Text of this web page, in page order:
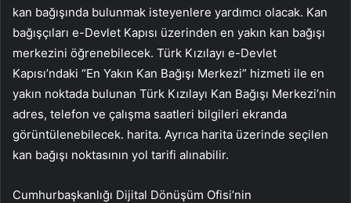
kan bağışında bulunmak isteyenlere yardımcı olacak. Kan
bağışçıları e-Devlet Kapısı üzerinden en yakın kan bağışı
merkezini öğrenebilecek. Türk Kızılayı e-Devlet
Kapısı’ndaki “En Yakın Kan Bağışı Merkezi” hizmeti ile en
yakın noktada bulunan Türk Kızılayı Kan Bağışı Merkezi’nin
adres, telefon ve çalışma saatleri bilgileri ekranda
görüntülenebilecek. harita. Ayrıca harita üzerinde seçilen
kan bağışı noktasının yol tarifi alınabilir.
Cumhurbaşkanlığı Dijital Dönüşüm Ofisi’nin